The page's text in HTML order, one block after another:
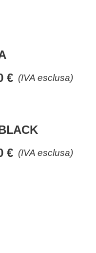
(IVA esclusa)
€
(IVA esclusa)
€